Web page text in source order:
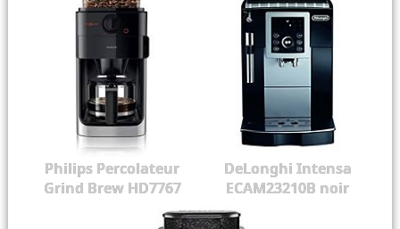
Philips Percolateur
Grind Brew HD7767
DeLonghi Intensa
ECAM23210B noir